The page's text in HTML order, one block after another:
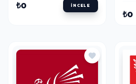
₺0 İNCELE
₺0